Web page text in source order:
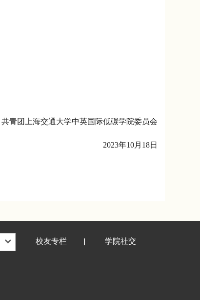
共青团上海交通大学中英国际低碳学院委员会
2023年10月 18日
校友专栏 学院社交